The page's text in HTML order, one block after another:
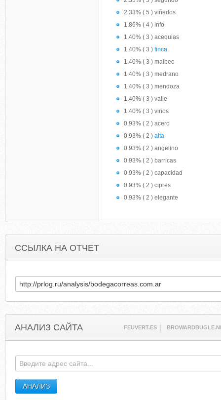
2.33% ( 5 ) viñedos
1.86% ( 4 ) info
1.40% ( 3 ) acequias
1.40% ( 3 ) finca
1.40% ( 3 ) malbec
1.40% ( 3 ) medrano
1.40% ( 3 ) mendoza
1.40% ( 3 ) valle
1.40% ( 3 ) vinos
0.93% ( 2 ) acero
0.93% ( 2 ) alta
0.93% ( 2 ) angelino
0.93% ( 2 ) barricas
0.93% ( 2 ) capacidad
0.93% ( 2 ) cipres
0.93% ( 2 ) elegante
ССЫЛКА НА ОТЧЕТ
АНАЛИЗ САЙТА FEUVERT.ES